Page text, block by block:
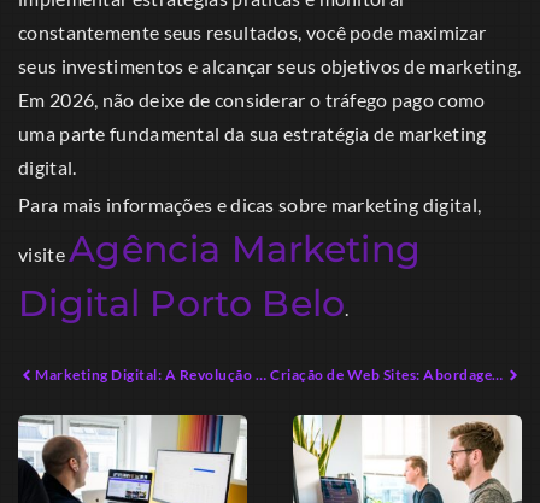
constantemente seus resultados, você pode maximizar
seus investimentos e alcançar seus objetivos de marketing.
Em 2026, não deixe de considerar o tráfego pago como
uma parte fundamental da sua estratégia de marketing
digital.
Para mais informações e dicas sobre marketing digital,
visiteAgência Marketing
Digital Porto Belo.
Marketing Digital: A Revolução que Você Ignorou Criação de Web Sites: Abordagens Inovadoras para Empreendedores Digitais